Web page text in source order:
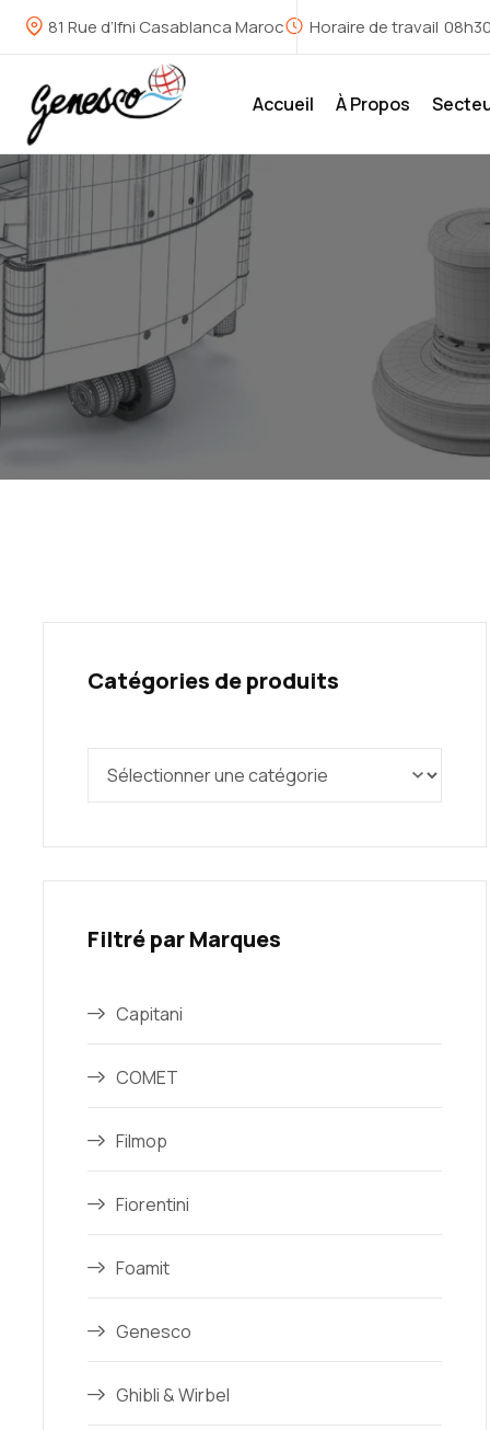
81 Rue d’Ifni Casablanca Maroc Horaire de travail
Accueil À Propos
Catégories de produits
Filtré par Marques
Capitani
COMET
Filmop
Fiorentini
Foamit
Genesco
Ghibli & Wirbel